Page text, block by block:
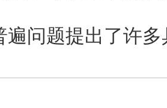
遍问题提出了许